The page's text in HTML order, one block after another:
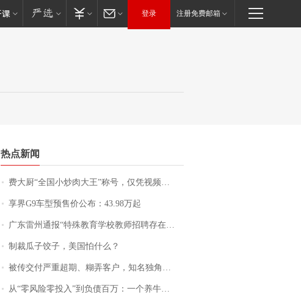
登录 注册免费邮箱
热点新闻
费大厨“全国小炒肉大王”称号，仅凭视频评出？中国烹饪协会回应
享界G9车型预售价公布：43.98万起
广东雷州通报“特殊教育学校教师招聘存在违规行为”：已启动问责程序 副校长被停职
制裁瓜子饺子，美国怕什么？
被传交付严重超期、糊弄客户，知名独角兽车企创始人回应：都没证据，将依法采取措施，“本人长期与美国交管局保持沟通，对方表示肯定”
从“零风险零投入”到负债百万：一个养牛项目崩盘后，谁该为农户的贷款买单丨红星调查